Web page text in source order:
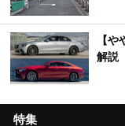
【
解説
特集